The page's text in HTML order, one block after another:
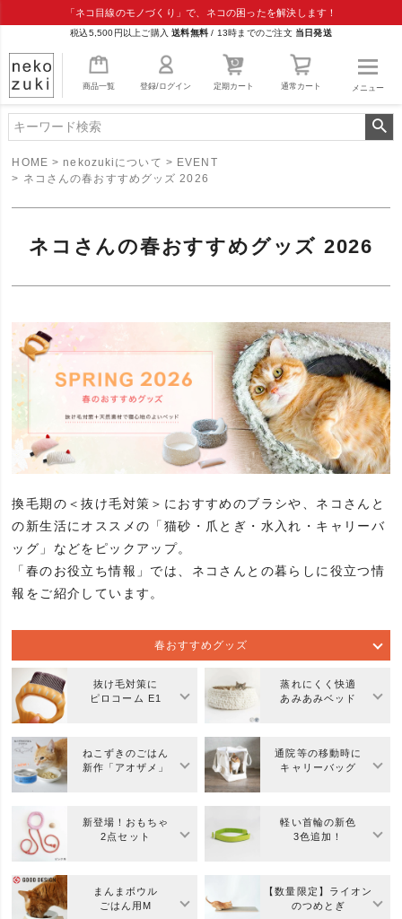
「ネコ目線のモノづくり」で、ネコの困ったを解決します！
税込5,500円以上ご購入送料無料 / 13時までのご注文 当日発送
商品一覧 登録/ログイン 定期カート 通常カート メニュー
HOME nekozukiについて
EVENT
ネコさんの春おすすめグッズ 2026
ネコさんの春おすすめグッズ 2026
換毛期の＜抜け毛対策＞におすすめのブラシや、ネコさんと
の新生活にオススメの「猫砂・爪とぎ・水入れ・キャリーバ
ッグ」などをピックアップ。
「春のお役立ち情報」では、ネコさんとの暮らしに役立つ情
報をご紹介しています。
春おすすめグッズ
抜け毛対策に
ピロコーム E1
蒸れにくく快適
あみあみベッド
ねこずきのごはん
新作「アオザメ」
通院等の移動時に
キャリーバッグ
新登場！おもちゃ
2点セット
軽い首輪の新色
3色追加！
まんまボウル
ごはん用M
【数量限定】ライオン
のつめとぎ